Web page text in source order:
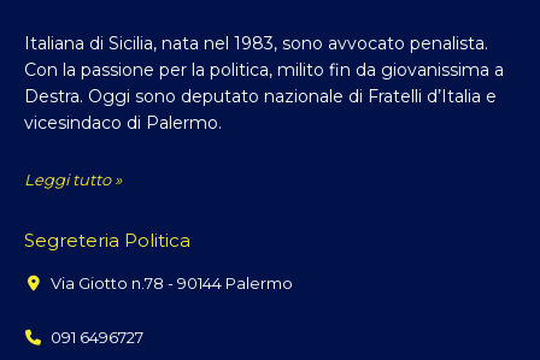
Italiana di Sicilia, nata nel 1983, sono avvocato penalista.
Con la passione per la politica, milito fin da giovanissima a
Destra. Oggi sono deputato nazionale di Fratelli d’Italia e
vicesindaco di Palermo.
Leggi tutto »
Segreteria Politica
Via Giotto n.78 - 90144 Palermo
091 6496727